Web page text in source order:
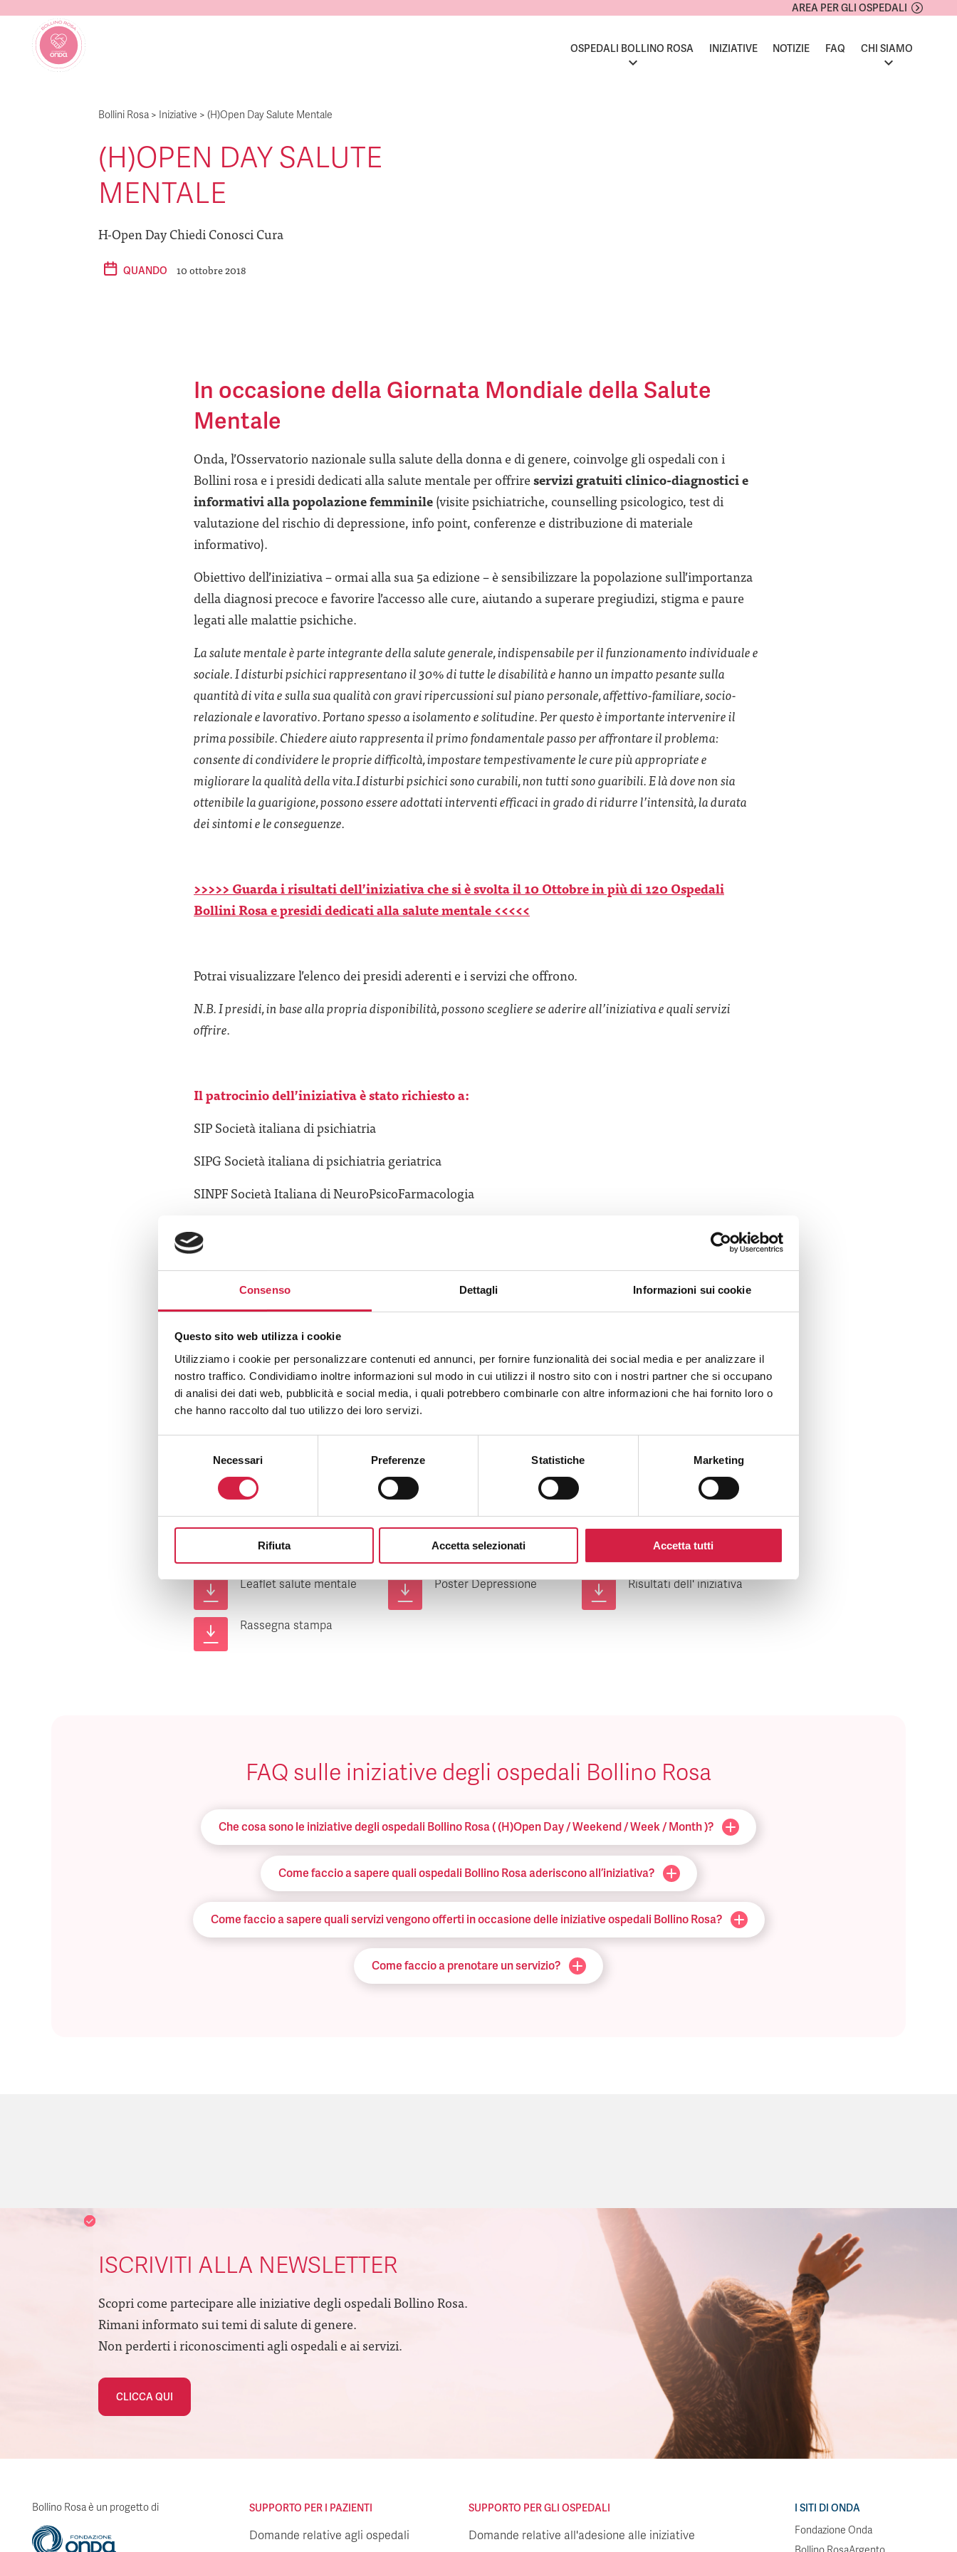
Consenso Dettagli Informazioni sui cookie
Questo sito web utilizza i cookie
Utilizziamo i cookie per personalizzare contenuti ed annunci, per fornire funzionalità dei social media e per analizzare il
nostro traffico. Condividiamo inoltre informazioni sul modo in cui utilizzi il nostro sito con i nostri partner che si occupano
di analisi dei dati web, pubblicità e social media, i quali potrebbero combinarle con altre informazioni che hai fornito loro o
che hanno raccolto dal tuo utilizzo dei loro servizi.
Necessari Preferenze Statistiche Marketing
Rifiuta Accetta selezionati Accetta tutti
AREA PER GLI OSPEDALI
OSPEDALI BOLLINO ROSA INIZIATIVE NOTIZIE FAQ CHI SIAMO
Bollini Rosa > Iniziative > (H)Open Day Salute Mentale
(H)OPEN DAY SALUTE
MENTALE
H-Open Day Chiedi Conosci Cura
QUANDO 10 ottobre 2018
In occasione della Giornata Mondiale della Salute
Mentale
Onda, l’Osservatorio nazionale sulla salute della donna e di genere, coinvolge gli ospedali con i
Bollini rosa e i presidi dedicati alla salute mentale per offrireservizi gratuiti clinico-diagnostici e
informativi alla popolazione femminile(visite psichiatriche, counselling psicologico, test di
valutazione del rischio di depressione, info point, conferenze e distribuzione di materiale
informativo).
Obiettivo dell’iniziativa – ormai alla sua 5a edizione – è sensibilizzare la popolazione sull’importanza
della diagnosi precoce e favorire l’accesso alle cure, aiutando a superare pregiudizi, stigma e paure
legati alle malattie psichiche.
La salute mentale è parte integrante della salute generale, indispensabile per il funzionamento individuale e
sociale. I disturbi psichici rappresentano il 30% di tutte le disabilità e hanno un impatto pesante sulla
quantità di vita e sulla sua qualità con gravi ripercussioni sul piano personale, affettivo-familiare, socio-
relazionale e lavorativo. Portano spesso a isolamento e solitudine. Per questo è importante intervenire il
prima possibile. Chiedere aiuto rappresenta il primo fondamentale passo per affrontare il problema:
consente di condividere le proprie difficoltà, impostare tempestivamente le cure più appropriate e
migliorare la qualità della vita.I disturbi psichici sono curabili, non tutti sono guaribili. E là dove non sia
ottenibile la guarigione, possono essere adottati interventi efficaci in grado di ridurre l’intensità, la durata
dei sintomi e le conseguenze.
>>>>> Guarda i risultati dell’iniziativa che si è svolta il 10 Ottobre in più di 120 Ospedali
Bollini Rosa e presidi dedicati alla salute mentale <<<<<
Potrai visualizzare l’elenco dei presidi aderenti e i servizi che offrono.
N.B. I presidi, in base alla propria disponibilità, possono scegliere se aderire all’iniziativa e quali servizi
offrire.
Il patrocinio dell’iniziativa è stato richiesto a:
SIP Società italiana di psichiatria
SIPG Società italiana di psichiatria geriatrica
SINPF Società Italiana di NeuroPsicoFarmacologia
Grazie al contributo incondizionato di
Download
Flyer H-Open Day salute
mentale
Poster H-Open Day
salute mentale
Elenco presidi Open Day
Salute Mentale 2018
Leaflet salute mentale Poster Depressione Risultati dell' iniziativa
Rassegna stampa
FAQ sulle iniziative degli ospedali Bollino Rosa
Che cosa sono le iniziative degli ospedali Bollino Rosa ( (H)Open Day / Weekend / Week / Month )?
Come faccio a sapere quali ospedali Bollino Rosa aderiscono all’iniziativa?
Come faccio a sapere quali servizi vengono offerti in occasione delle iniziative ospedali Bollino Rosa?
Come faccio a prenotare un servizio?
ISCRIVITI ALLA NEWSLETTER
Scopri come partecipare alle iniziative degli ospedali Bollino Rosa.
Rimani informato sui temi di salute di genere.
Non perderti i riconoscimenti agli ospedali e ai servizi.
CLICCA QUI
Bollino Rosa è un progetto di SUPPORTO PER I PAZIENTI
Domande relative agli ospedali
SUPPORTO PER GLI OSPEDALI
Domande relative all'adesione alle iniziative
I SITI DI ONDA
Fondazione Onda